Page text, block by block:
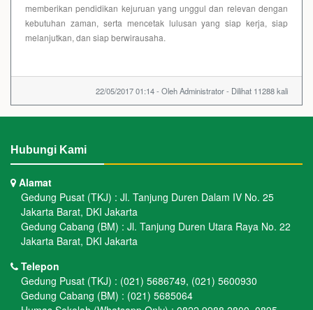
memberikan pendidikan kejuruan yang unggul dan relevan dengan
kebutuhan zaman, serta mencetak lulusan yang siap kerja, siap
melanjutkan, dan siap berwirausaha.
22/05/2017 01:14 - Oleh Administrator - Dilihat 11288 kali
Hubungi Kami
Alamat
Gedung Pusat (TKJ) : Jl. Tanjung Duren Dalam IV No. 25
Jakarta Barat, DKI Jakarta
Gedung Cabang (BM) : Jl. Tanjung Duren Utara Raya No. 22
Jakarta Barat, DKI Jakarta
Telepon
Gedung Pusat (TKJ) : (021) 5686749, (021) 5600930
Gedung Cabang (BM) : (021) 5685064